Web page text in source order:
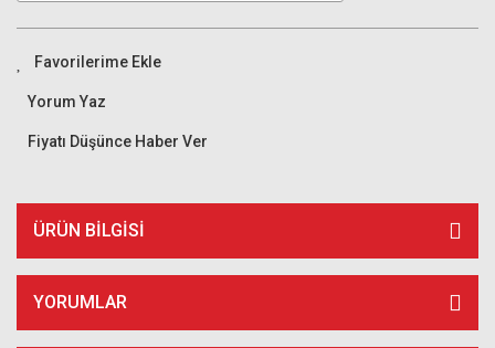
Yorum Yaz
Fiyatı Düşünce Haber Ver
ÜRÜN BILGISI
YORUMLAR